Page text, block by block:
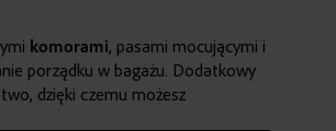
komorami, pasami mocującymi i
porządku w bagażu. Dodatkowy
dzięki czemu możesz